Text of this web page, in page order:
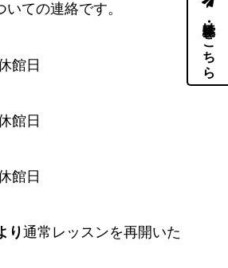
ての連絡です。
館日
館日
館日
り通常レッスンを再開いた
体験・見学はこちら